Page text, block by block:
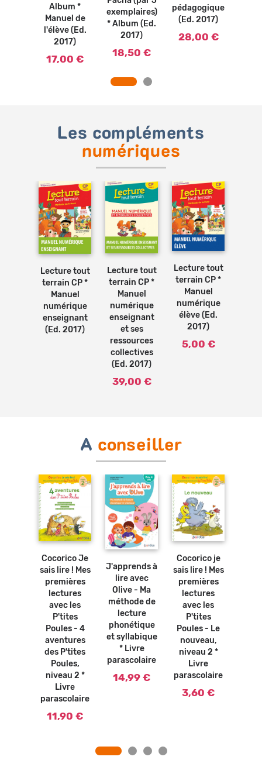
Album *
Manuel de
l'élève (Ed.
2017)
17,00 €
exemplaires)
* Album (Ed.
2017)
18,50 €
pédagogique
(Ed. 2017)
28,00 €
Les compléments
numériques
Lecture tout
terrain CP *
Manuel
numérique
enseignant
(Ed. 2017)
Lecture tout
terrain CP *
Manuel
numérique
enseignant
et ses
ressources
collectives
(Ed. 2017)
39,00 €
Ajouter
au
Lecture tout
terrain CP *
Manuel
numérique
élève (Ed.
2017)
5,00 €
A conseiller
Ajouter
au
Cocorico Je
sais lire ! Mes
premières
lectures
avec les
P'tites
Poules - 4
aventures
des P'tites
Poules,
niveau 2 *
Livre
parascolaire
11,90 €
Ajouter
au
J'apprends à
lire avec
Olive - Ma
méthode de
lecture
phonétique
et syllabique
* Livre
parascolaire
14,99 €
Ajouter
au
Cocorico je
sais lire ! Mes
premières
lectures
avec les
P'tites
Poules - Le
nouveau,
niveau 2 *
Livre
parascolaire
3,60 €